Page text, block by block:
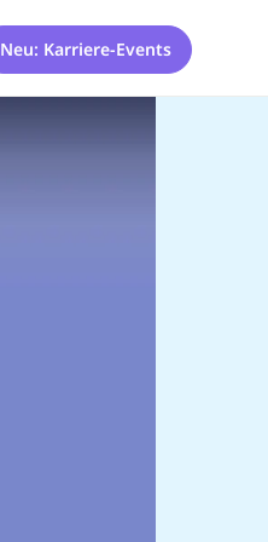
Neu: Karriere-Events